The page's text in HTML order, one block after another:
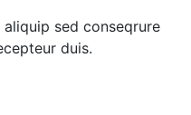
sed conseqrure
duis.